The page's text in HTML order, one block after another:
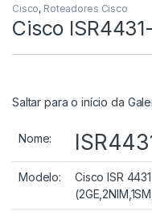
Cisco, Roteadores Cisco
Cisco
Saltar para o início da
Nome:
Modelo:
Cisco ISR